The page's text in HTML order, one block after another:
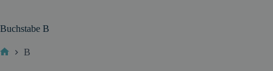
Buchstabe B
B